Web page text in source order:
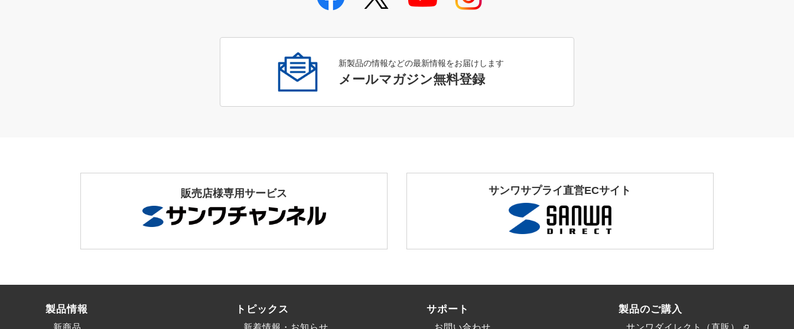
新製品の情報などの最新情報をお届けします
メールマガジン無料登録
販売店様専用サービス サンワサプライ直営ECサイト
製品情報 トピックス サポート 製品のご購入